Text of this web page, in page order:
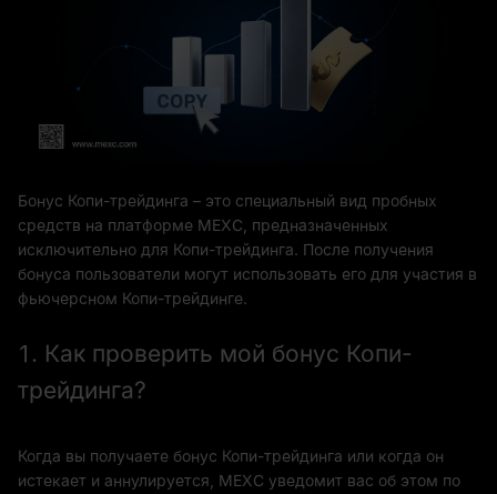
Бонус Копи-трейдинга – это специальный вид пробных
средств на платформе MEXC, предназначенных
исключительно для Копи-трейдинга. После получения
бонуса пользователи могут использовать его для участия в
фьючерсном Копи-трейдинге.
1. Как проверить мой бонус Копи-
трейдинга?
Когда вы получаете бонус Копи-трейдинга или когда он
истекает и аннулируется, MEXC уведомит вас об этом по